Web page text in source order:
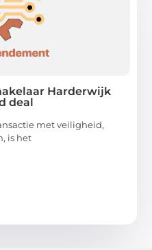
Harderwijk
deal
met veiligheid,
is het